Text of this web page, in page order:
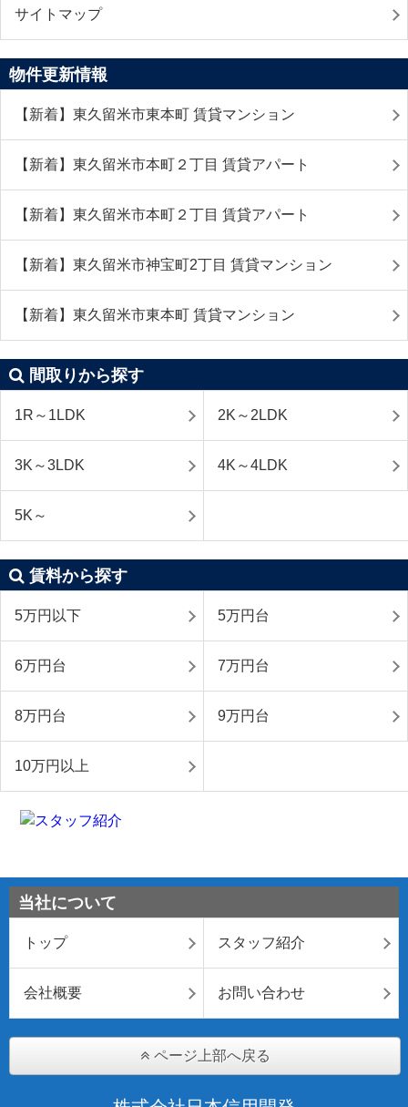
サイトマップ
物件更新情報
【新着】東久留米市東本町 賃貸マンション
【新着】東久留米市本町２丁目 賃貸アパート
【新着】東久留米市本町２丁目 賃貸アパート
【新着】東久留米市神宝町2丁目 賃貸マンション
【新着】東久留米市東本町 賃貸マンション
間取りから探す
1R～1LDK 2K～2LDK
3K～3LDK 4K～4LDK
5K～
賃料から探す
5万円以下 5万円台
6万円台 7万円台
8万円台 9万円台
10万円以上
当社について
トップ スタッフ紹介
会社概要 お問い合わせ
ページ上部へ戻る